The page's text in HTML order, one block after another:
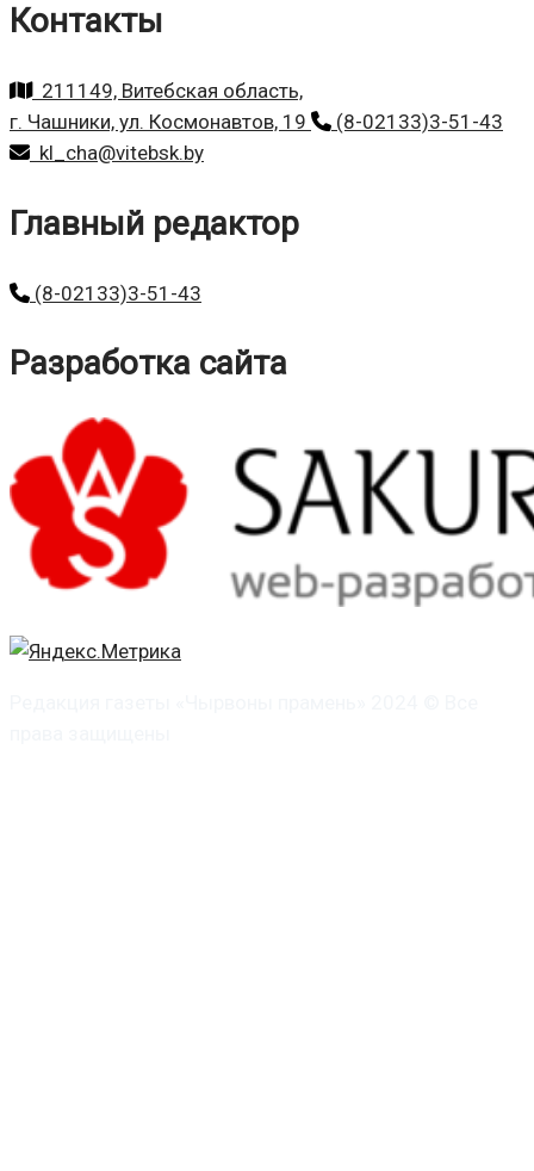
Контакты
211149, Витебская область,
г. Чашники, ул. Космонавтов, 19
(8-02133)3-51-43
kl_cha@vitebsk.by
Главный редактор
(8-02133)3-51-43
Разработка сайта